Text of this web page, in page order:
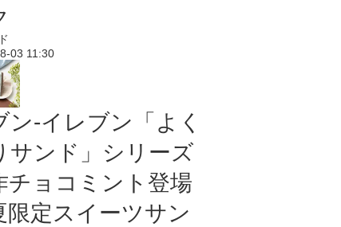
03 11:30
ン‐イレブン「よく
サンド」シリーズ
チョコミント登場
限定スイーツサン